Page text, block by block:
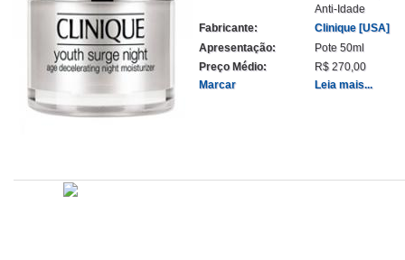
Anti-Idade
Fabricante:
Clinique [USA]
Apresentação:
Pote 50ml
Preço Médio:
R$ 270,00
Marcar
Leia mais...